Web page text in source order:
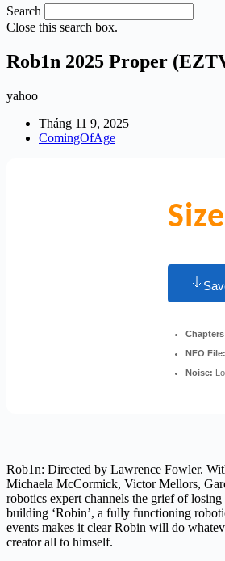
Search
Close this search box.
Rob1n 2025 Proper
yahoo
Tháng 11 9, 2025
ComingOfAge
NFO File:
Noise:
Rob1n: Directed by Lawrence Fowler.
Michaela McCormick, Victor Mellors,
robotics expert channels the grief of
building ‘Robin’, a fully functioning
events makes it clear Robin will do
creator all to himself.